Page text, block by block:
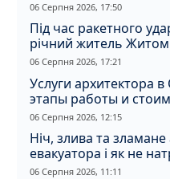
06 Серпня 2026, 17:50
Під час ракетного
річний житель
06 Серпня 2026, 17:21
Услуги архитектора
этапы работы и
06 Серпня 2026, 12:15
Ніч, злива та
евакуатора і як не
06 Серпня 2026, 11:11